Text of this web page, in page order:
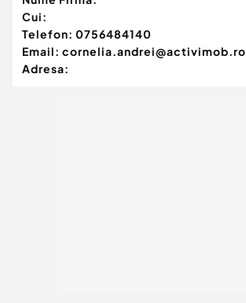
Cui:
Telefon: 0756484140
Email: cornelia.andrei@activimob.ro
Adresa: